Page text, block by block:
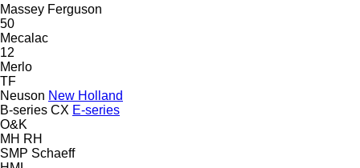
Massey Ferguson
50
Mecalac
12
Merlo
TF
Neuson New Holland
B-series CX E-series
O&K
MH RH
SMP Schaeff